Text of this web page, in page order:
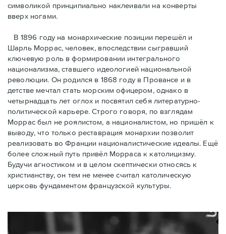
символикой принципиально наклеивали на конверты
вверх ногами.
В 1896 году на монархические позиции перешёл и
Шарль Моррас, человек, впоследствии сыгравший
ключевую роль в формировании интегрального
национализма, ставшего идеологией национальной
революции. Он родился в 1868 году в Провансе и в
детстве мечтал стать морским офицером, однако в
четырнадцать лет оглох и посвятил себя литературно-
политической карьере. Строго говоря, по взглядам
Моррас был не роялистом, а националистом, но пришёл к
выводу, что только реставрация монархии позволит
реализовать во Франции националистические идеалы. Ещё
более сложный путь привёл Морраса к католицизму.
Будучи агностиком и в целом скептически относясь к
христианству, он тем не менее считал католическую
церковь фундаментом французской культуры.